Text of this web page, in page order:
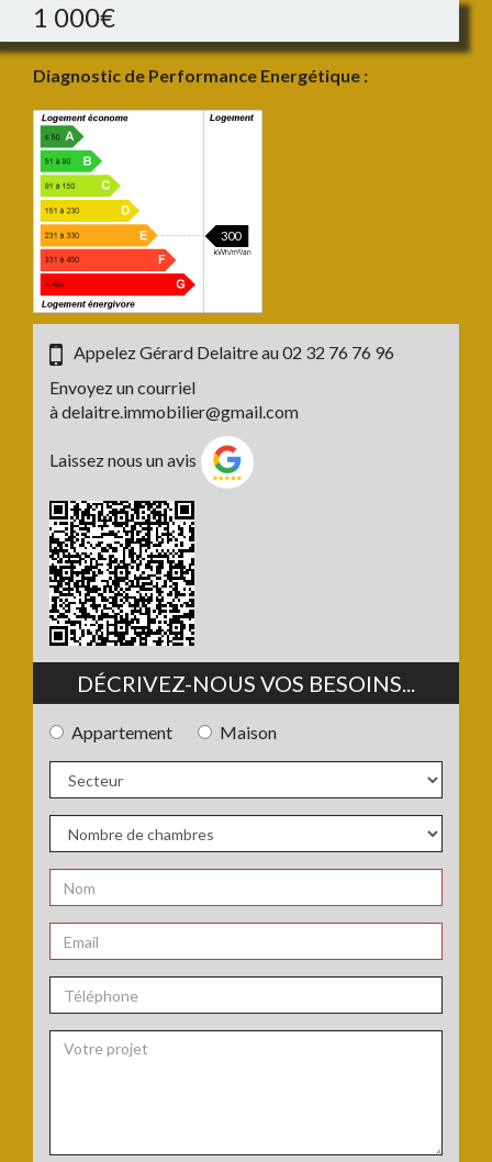
1 000€
Diagnostic de Performance Energétique :
300
Appelez Gérard Delaitre au02 32 76 76 96
Envoyez un courriel
àdelaitre.immobilier@gmail.com
Laissez nous un avis
DÉCRIVEZ-NOUS VOS BESOINS...
Appartement
Maison
Type
de
bien
Secteur
Nombre
de
chambres
Nom
*
Email
*
Téléphone